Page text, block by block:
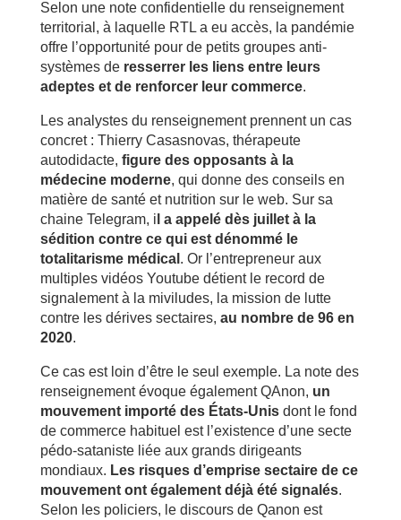
Selon une note confidentielle du renseignement
territorial, à laquelle RTL a eu accès, la pandémie
offre l’opportunité pour de petits groupes anti-
systèmes de resserrer les liens entre leurs
adeptes et de renforcer leur commerce.
Les analystes du renseignement prennent un cas
concret : Thierry Casasnovas, thérapeute
autodidacte, figure des opposants à la
médecine moderne, qui donne des conseils en
matière de santé et nutrition sur le web. Sur sa
chaine Telegram, i l a appelé dès juillet à la
sédition contre ce qui est dénommé le
totalitarisme médical . Or l’entrepreneur aux
multiples vidéos Youtube détient le record de
signalement à la miviludes, la mission de lutte
contre les dérives sectaires, au nombre de 96 en
2020.
Ce cas est loin d’être le seul exemple. La note des
renseignement évoque également QAnon, un
mouvement importé des États-Unisdont le fond
de commerce habituel est l’existence d’une secte
pédo-sataniste liée aux grands dirigeants
mondiaux. Les risques d’emprise sectaire de ce
mouvement ont également déjà été signalés.
Selon les policiers, le discours de Qanon est